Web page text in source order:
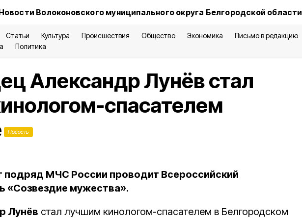
Волоконовского муниципального округа Белгородской области
Статьи Культура Происшествия Общество Экономика Письмо в редакцию
Политика
Александр Лунёв стал
спасателем
Новость
подряд МЧС России проводит Всероссийский
«Созвездие мужества».
Лунёв стал лучшим кинологом-спасателем в Белгородском